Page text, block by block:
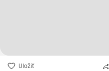
Uložiť